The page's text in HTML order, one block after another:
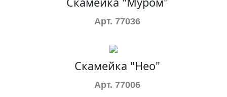
Арт. 77036
Скамейка "Нео"
Арт. 77006